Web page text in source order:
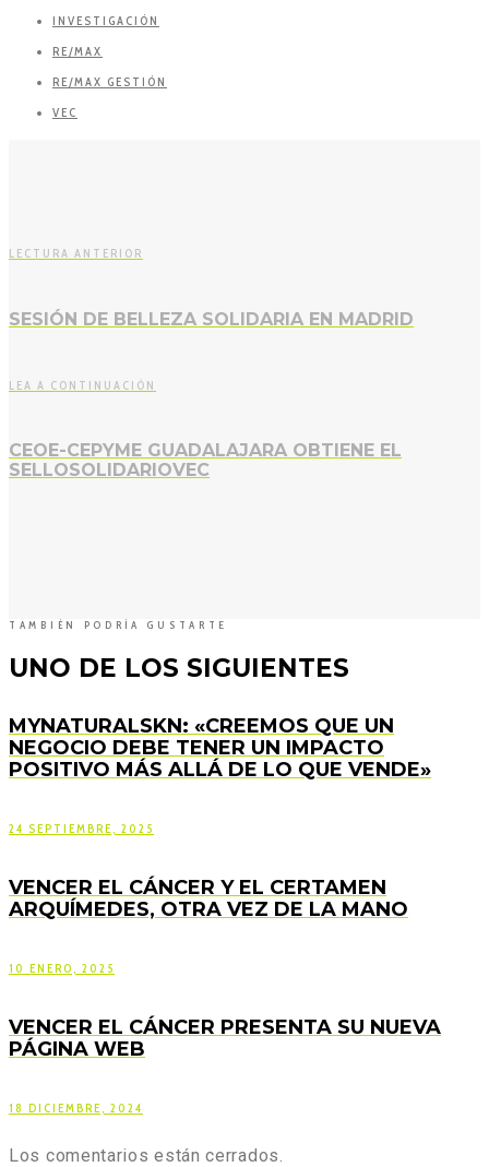
INVESTIGACIÓN
RE/MAX
RE/MAX GESTIÓN
VEC
LECTURA ANTERIOR
SESIÓN DE BELLEZA SOLIDARIA EN MADRID
LEA A CONTINUACIÓN
CEOE-CEPYME GUADALAJARA OBTIENE EL
SELLOSOLIDARIOVEC
TAMBIÉN PODRÍA GUSTARTE
UNO DE LOS SIGUIENTES
MYNATURALSKN: «CREEMOS QUE UN
NEGOCIO DEBE TENER UN IMPACTO
POSITIVO MÁS ALLÁ DE LO QUE VENDE»
24 SEPTIEMBRE, 2025
VENCER EL CÁNCER Y EL CERTAMEN
ARQUÍMEDES, OTRA VEZ DE LA MANO
10 ENERO, 2025
VENCER EL CÁNCER PRESENTA SU NUEVA
PÁGINA WEB
18 DICIEMBRE, 2024
Los comentarios están cerrados.